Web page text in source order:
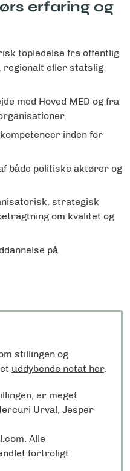
erfaring og
topledelse fra offentlig
regionalt eller statslig
med Hoved MED og fra
inden for
både politiske aktører og
strategisk
om kvalitet og
på
stillingen og
uddybende notat her.
er meget
Urval, Jesper
. Alle
fortroligt.